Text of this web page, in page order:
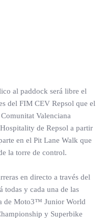
al paddock será libre el
del FIM CEV Repsol que el
Valenciana
de Repsol a partir
en el Pit Lane Walk que
la torre de control.
en directo a través del
y cada una de las
de Moto3™ Junior World
y Superbike